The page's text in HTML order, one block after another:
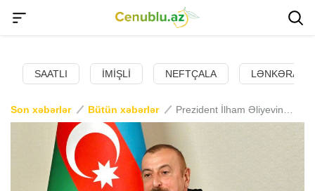
SAATLI İMIŞLI NEFTÇALA LƏNKƏRAN
Son xəbərlər Bütün xəbərlər